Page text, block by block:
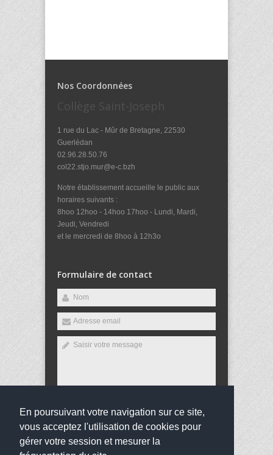
En poursuivant votre navigation sur ce site,
vous acceptez l'utilisation de cookies pour
gérer votre session et mesurer la
Nos Coordonnées
Collège Saint-Joseph
1 rue du Lac - Mûr de Bretagne, 22530
Guerlédan
02.96.28.50.76
col22.stjo.mur@e-c.bzh
Notre établissement accueille le public aux
horaires suivants :
8hoo 12hoo - 14hoo 17hoo - Lundi, Mardi,
Jeudi, Vendredi
et le mercredi de 8hoo à 12h3o
Formulaire de contact
Envoyer